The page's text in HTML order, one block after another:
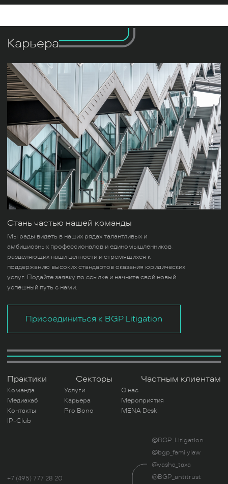
Карьера
Стань частью нашей команды
Мы рады видеть в наших рядах талантливых и
амбициозных профессионалов и единомышленников,
разделяющих наши ценности и стремящихся к
поддержанию высоких стандартов оказания юридических
услуг. Подайте заявку по ссылке и начните свой новый
успешный путь с нами.
Присоединиться к BGP Litigation
Практики Секторы Частным клиентам
Команда Услуги
О нас
Медиахаб
Карьера
Мероприятия
Контакты
Pro Bono
MENA Desk
IP-Club
+7 (495) 777 28 20
@BGP_Litigation
@bgp_familylaw
@vasha_taxa
@BGP_antitrust